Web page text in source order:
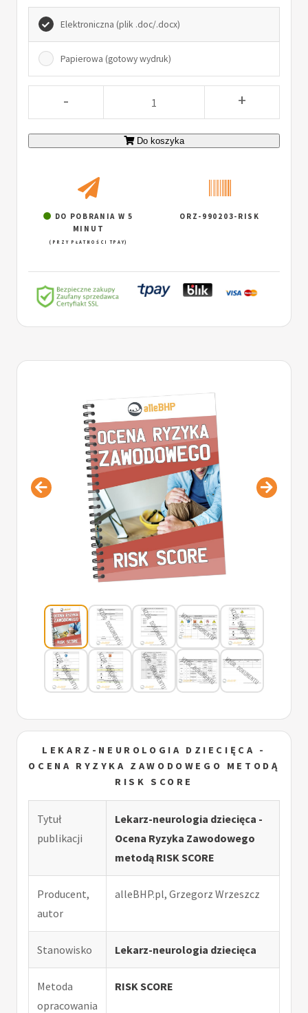
LEKARZ-NEUROLOGIA DZIECIĘCA -
OCENA RYZYKA ZAWODOWEGO METODĄ
RISK SCORE
Tytuł
publikacji
Lekarz-neurologia dziecięca -
Ocena Ryzyka Zawodowego
metodą RISK SCORE
Producent,
autor
alleBHP.pl, Grzegorz Wrzeszcz
Stanowisko Lekarz-neurologia dziecięca
Metoda
opracowania
RISK SCORE
Elektroniczna (plik .doc/.docx)
Papierowa (gotowy wydruk)
- +
Do koszyka
DO POBRANIA W 5
MINUT
(PRZY PŁATNOŚCI TPAY)
ORZ-990203-RISK